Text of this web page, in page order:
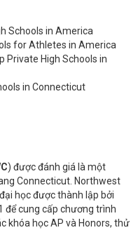
Schools in America
for Athletes in America
Private High Schools in
in Connecticut
) được đánh giá là một
Connecticut. Northwest
học được thành lập bởi
cung cấp chương trình
khóa học AP và Honors, thử